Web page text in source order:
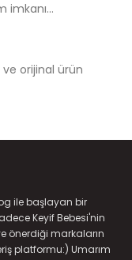
imkanı...
orijinal ürün
ile başlayan bir
Keyif Bebesi'nin
önerdiği markaların
platformu:) Umarım